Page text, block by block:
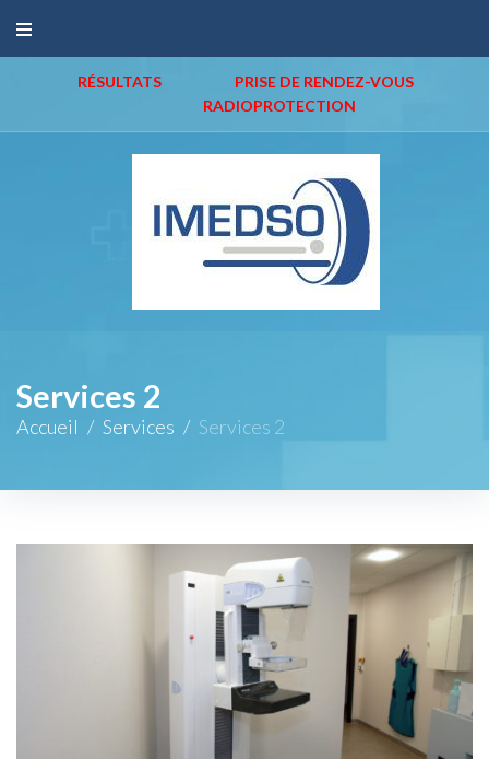
RÉSULTATS
PRISE DE RENDEZ-VOUS
RADIOPROTECTION
Services 2
Accueil / Services / Services 2